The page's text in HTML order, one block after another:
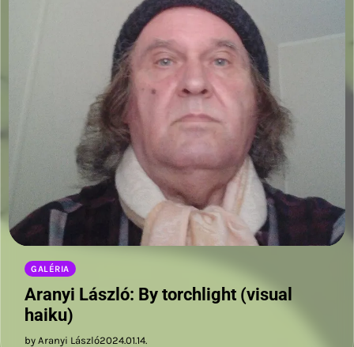
GALÉRIA
Aranyi László: By torchlight (visual
haiku)
by Aranyi László2024.01.14.